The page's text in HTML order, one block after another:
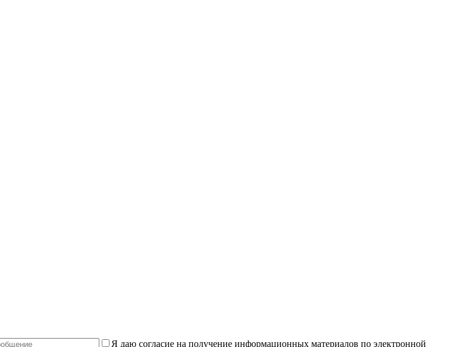
Я даю согласие на получение информационных материалов по электронной